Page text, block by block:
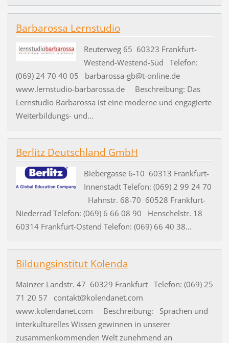
Barbarossa Lernstudio
Reuterweg 65 60323 Frankfurt-
Westend-Westend-Süd Telefon:
(069) 24 70 40 05 barbarossa-gb@t-online.de
www.lernstudio-barbarossa.de Beschreibung: Das
Lernstudio Barbarossa ist eine moderne und engagierte
Weiterbildungs- und...
Berlitz Deutschland GmbH
Biebergasse 6-10 60313 Frankfurt-
Innenstadt Telefon: (069) 2 99 24 70
Hahnstr. 68-70 60528 Frankfurt-
Niederrad Telefon: (069) 6 66 08 90 Henschelstr. 18
60314 Frankfurt-Ostend Telefon: (069) 66 40 38...
Bildungsinstitut Kolenda
Mainzer Landstr. 47 60329 Frankfurt Telefon: (069) 25
71 20 57 contakt@kolendanet.com
www.kolendanet.com Beschreibung: Sprachen und
interkulturelles Wissen gewinnen in unserer
zusammenkommenden Welt zunehmend an